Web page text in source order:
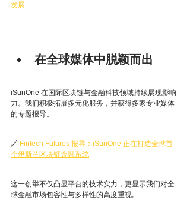
发展
在全球媒体中脱颖而出
iSunOne 在国际区块链与金融科技领域持续展现影响
力。我们积极拓展多元化服务，并获得多家专业媒体
的专题报导。
🔗 Fintech Futures 报导：iSunOne 正在打造全球首
个伊斯兰区块链金融系统
这一创举不仅凸显平台的技术实力，更显示我们对全
球金融市场包容性与多样性的高度重视。